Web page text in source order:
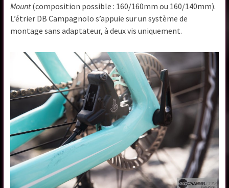
Mount(composition possible : 160/160mm ou 160/140mm).
L’étrier DB Campagnolo s’appuie sur un système de
montage sans adaptateur, à deux vis uniquement.